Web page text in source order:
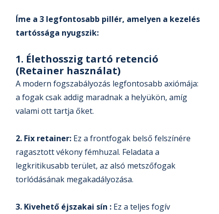
Íme a 3 legfontosabb pillér, amelyen a kezelés
tartóssága nyugszik:
1. Élethosszig tartó retenció
(Retainer használat)
A modern fogszabályozás legfontosabb axiómája:
a fogak csak addig maradnak a helyükön, amíg
valami ott tartja őket.
2. Fix retainer: Ez a frontfogak belső felszínére
ragasztott vékony fémhuzal. Feladata a
legkritikusabb terület, az alsó metszőfogak
torlódásának megakadályozása.
3. Kivehető éjszakai sín : Ez a teljes fogív